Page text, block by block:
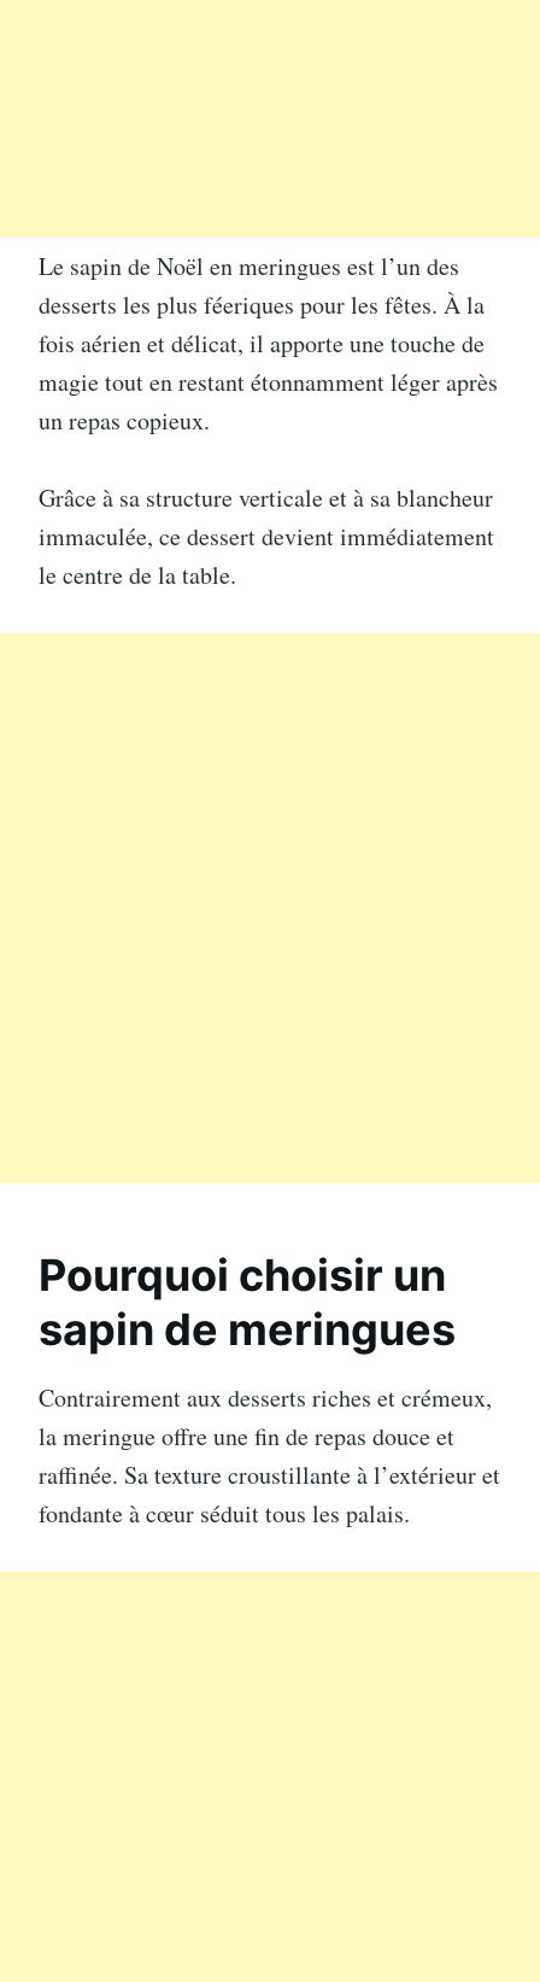
Le sapin de Noël en meringues est l’un des
desserts les plus féeriques pour les fêtes. À la
fois aérien et délicat, il apporte une touche de
magie tout en restant étonnamment léger après
un repas copieux.
Grâce à sa structure verticale et à sa blancheur
immaculée, ce dessert devient immédiatement
le centre de la table.
Pourquoi choisir un
sapin de meringues
Contrairement aux desserts riches et crémeux,
la meringue offre une fin de repas douce et
raffinée. Sa texture croustillante à l’extérieur et
fondante à cœur séduit tous les palais.